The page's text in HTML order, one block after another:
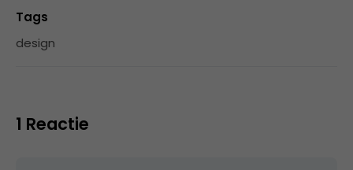
Tags
design
1 Reactie